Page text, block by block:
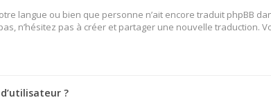
langue ou bien que personne n’ait encore traduit phpBB
n’hésitez pas à créer et partager une nouvelle traduction.
?